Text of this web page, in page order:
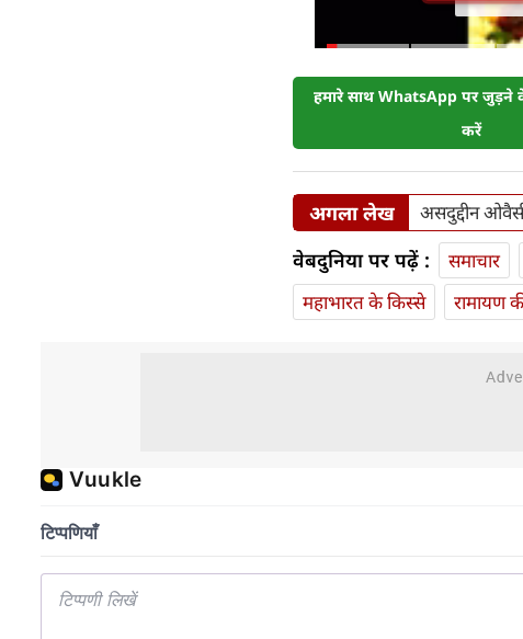
हमारे साथ WhatsApp पर जुड़ने
करें
अगला लेख असदुद्दीन
वेबदुनिया पर पढ़ें : समाचार
महाभारत के किस्से
रामायण